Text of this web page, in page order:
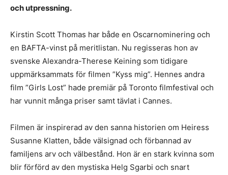
och utpressning.
Kirstin Scott Thomas har både en Oscarnominering och
en BAFTA-vinst på meritlistan. Nu regisseras hon av
svenske Alexandra-Therese Keining som tidigare
uppmärksammats för filmen ”Kyss mig”. Hennes andra
film ”Girls Lost” hade premiär på Toronto filmfestival och
har vunnit många priser samt tävlat i Cannes.
Filmen är inspirerad av den sanna historien om Heiress
Susanne Klatten, både välsignad och förbannad av
familjens arv och välbestånd. Hon är en stark kvinna som
blir förförd av den mystiska Helg Sgarbi och snart